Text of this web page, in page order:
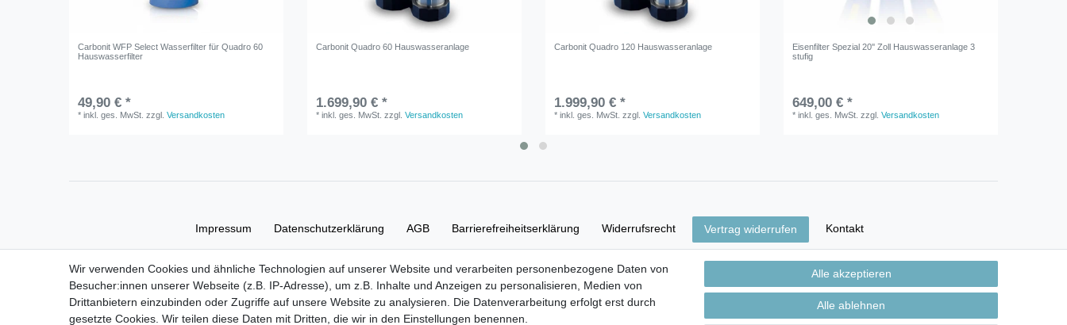
Carbonit WFP Select Wasserfilter für Quadro 60
Hauswasserfilter
49,90 € *
*inkl. ges. MwSt. zzgl.Versandkosten
Carbonit Quadro 60 Hauswasseranlage
1.699,90 € *
*inkl. ges. MwSt. zzgl.Versandkosten
Carbonit Quadro 120 Hauswasseranlage
1.999,90 € *
*inkl. ges. MwSt. zzgl.Versandkosten
Eisenfilter Spezial 20'' Zoll Hauswasseranlage 3
stufig
649,00 € *
*inkl. ges. MwSt. zzgl.Versandkosten
Impressum Daten­schutz­erklärung AGB Barrierefreiheitserklärung Widerrufs­recht Vertrag widerrufen Kontakt
Versand- & Zahlungsbedingungen
Wir verwenden Cookies und ähnliche Technologien auf unserer Website und verarbeiten personenbezogene Daten von
Besucher:innen unserer Webseite (z.B. IP-Adresse), um z.B. Inhalte und Anzeigen zu personalisieren, Medien von
Drittanbietern einzubinden oder Zugriffe auf unsere Website zu analysieren. Die Datenverarbeitung erfolgt erst durch
gesetzte Cookies. Wir teilen diese Daten mit Dritten, die wir in den Einstellungen benennen.
Alle akzeptieren
Alle ablehnen